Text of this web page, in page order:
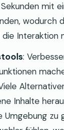
mit
wodurch
Interaktion
:
Inhalte
Umgebung zu